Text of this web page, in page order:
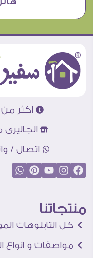
اكثر من 31241 تابلوه مودرن
اتصال / واتس اب
منتجاتنا
كل التابلوهات
مواصفات و انواع